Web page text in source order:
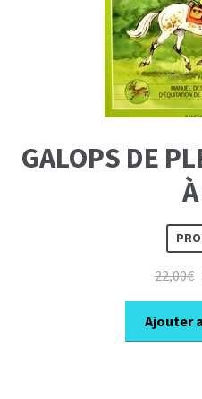
GALOPS DE
22,00€
Ajouter